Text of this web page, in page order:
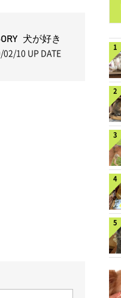
犬が好き
02/10 UP DATE